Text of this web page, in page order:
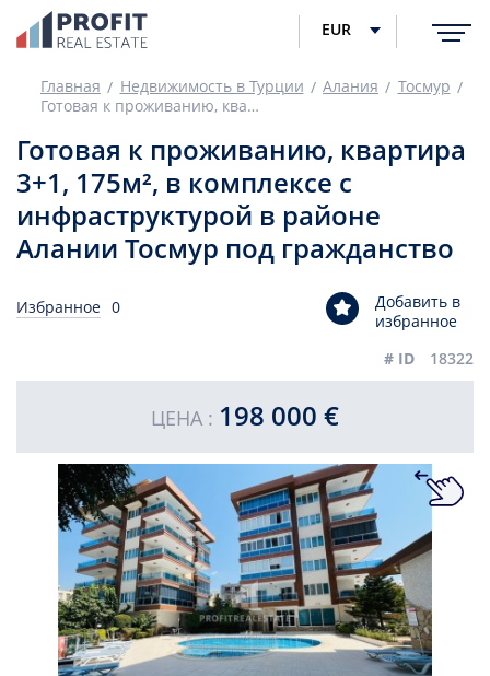
EUR
Главная Недвижимость в Турции Алания
Тосмур
Готовая к проживанию, квартира 3+1, 175м², в комплексе с инфраструктурой в районе Алании Тосмур под гражданство
Готовая к проживанию, квартира
3+1, 175м², в комплексе с
инфраструктурой в районе
Алании Тосмур под гражданство
Избранное 0
Добавить в
избранное
# ID
18322
ЦЕНА : 198 000 €